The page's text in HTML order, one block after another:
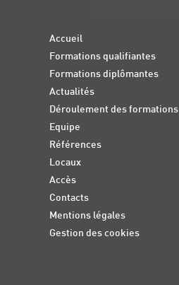
Accueil
Formations qualifiantes
Formations diplômantes
Actualités
Déroulement des formations
Equipe
Références
Locaux
Accès
Contacts
Mentions légales
Gestion des cookies